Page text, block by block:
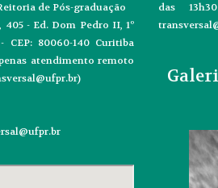
de Pós-graduação
405 - Ed. Dom Pedro II, 1º
CEP: 80060-140 Curitiba
atendimento remoto
das